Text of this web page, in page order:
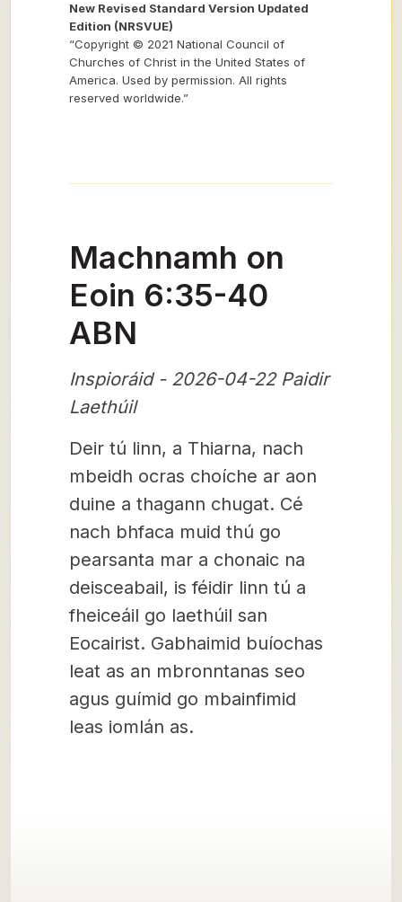
New Revised Standard Version Updated
Edition (NRSVUE)
“Copyright © 2021 National Council of
Churches of Christ in the United States of
America. Used by permission. All rights
reserved worldwide.”
Machnamh on
Eoin 6:35-40
ABN
Inspioráid - 2026-04-22 Paidir
Laethúil
Deir tú linn, a Thiarna, nach
mbeidh ocras choíche ar aon
duine a thagann chugat. Cé
nach bhfaca muid thú go
pearsanta mar a chonaic na
deisceabail, is féidir linn tú a
fheiceáil go laethúil san
Eocairist. Gabhaimid buíochas
leat as an mbronntanas seo
agus guímid go mbainfimid
leas iomlán as.